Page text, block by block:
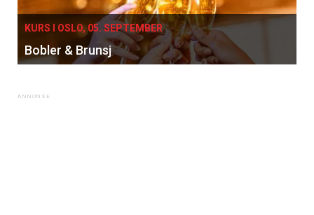
KURS I OSLO, 05. SEPTEMBER
Bobler & Brunsj